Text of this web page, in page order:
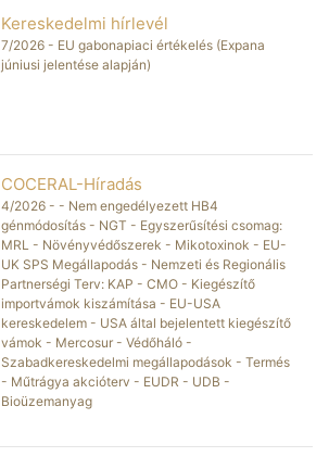
Kereskedelmi hírlevél
7/2026 - EU gabonapiaci értékelés (Expana
júniusi jelentése alapján)
COCERAL-Híradás
4/2026 - - Nem engedélyezett HB4
génmódosítás - NGT - Egyszerűsítési csomag:
MRL - Növényvédőszerek - Mikotoxinok - EU-
UK SPS Megállapodás - Nemzeti és Regionális
Partnerségi Terv: KAP - CMO - Kiegészítő
importvámok kiszámítása - EU-USA
kereskedelem - USA által bejelentett kiegészítő
vámok - Mercosur - Védőháló -
Szabadkereskedelmi megállapodások - Termés
- Műtrágya akcióterv - EUDR - UDB -
Bioüzemanyag